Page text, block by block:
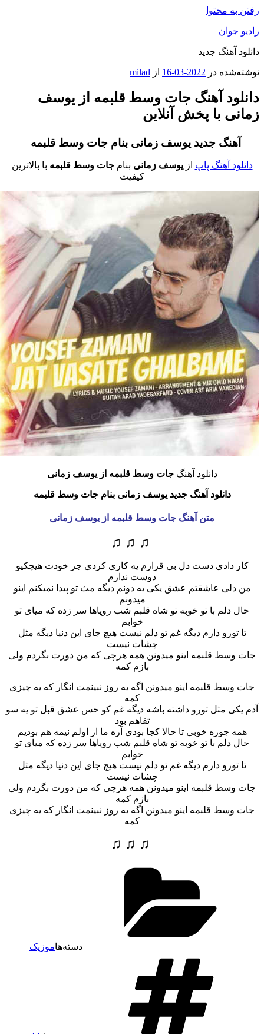
به محتوا
جوان
آهنگ جدید
در 2022-03-16 ازmilad
آهنگ جات وسط قلبمه از یوسف
با پخش آنلاین
آهنگ جدید یوسف زمانی بنام جات وسط قلبمه
دانلود آهنگ پاپازیوسف زمانی بنامجات وسط قلبمهبا بالاترین
کیفیت
دانلود آهنگجات وسط قلبمه از یوسف زمانی
دانلود آهنگ جدید یوسف زمانی بنام جات وسط قلبمه
متن آهنگ جات وسط قلبمه از یوسف زمانی
♫ ♫ ♫
کار دادی دست دل بی قرارم یه کاری کردی جز خودت هیچکیو
دوست ندارم
من دلی عاشقتم عشق یکی یه دونم دیگه مث تو پیدا نمیکنم اینو
میدونم
حال دلم با تو خوبه تو شاه قلبم شب رویاها سر زده که میای تو
خوابم
تا تورو دارم دیگه غم تو دلم نیست هیچ جای این دنیا دیگه مثل
چشات نیست
جات وسط قلبمه اینو میدونن همه هرچی که من دورت بگردم ولی
بازم کمه
جات وسط قلبمه اینو میدونن اگه یه روز نبینمت انگار که یه چیزی
کمه
آدم یکی مثل تورو داشته باشه دیگه غم کو حس عشق قبل تو یه سو
تفاهم بود
همه جوره خوبی تا حالا کجا بودی آره ما از اولم نیمه هم بودیم
حال دلم با تو خوبه تو شاه قلبم شب رویاها سر زده که میای تو
خوابم
تا تورو دارم دیگه غم تو دلم نیست هیچ جای این دنیا دیگه مثل
چشات نیست
جات وسط قلبمه اینو میدونن همه هرچی که من دورت بگردم ولی
بازم کمه
جات وسط قلبمه اینو میدونن اگه یه روز نبینمت انگار که یه چیزی
کمه
♫ ♫ ♫
دسته‌هاموزیک